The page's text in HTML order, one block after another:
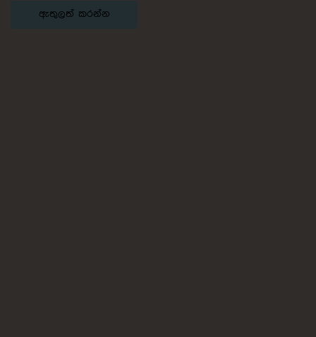
ඇතුලත් කරන්න